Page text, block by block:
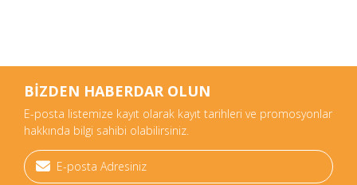
BİZDEN HABERDAR OLUN
E-posta listemize kayıt olarak kayıt tarihleri ve promosyonlar
hakkında bilgi sahibi olabilirsiniz.